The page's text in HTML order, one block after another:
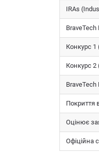
IRAs
BraveTech
Конкурс
Конкурс 2
BraveTech
Покриття
Оцінює
Офіційна